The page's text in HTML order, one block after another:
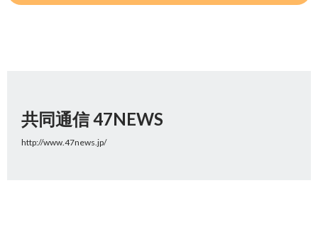
共同通信 47NEWS
http://www.47news.jp/